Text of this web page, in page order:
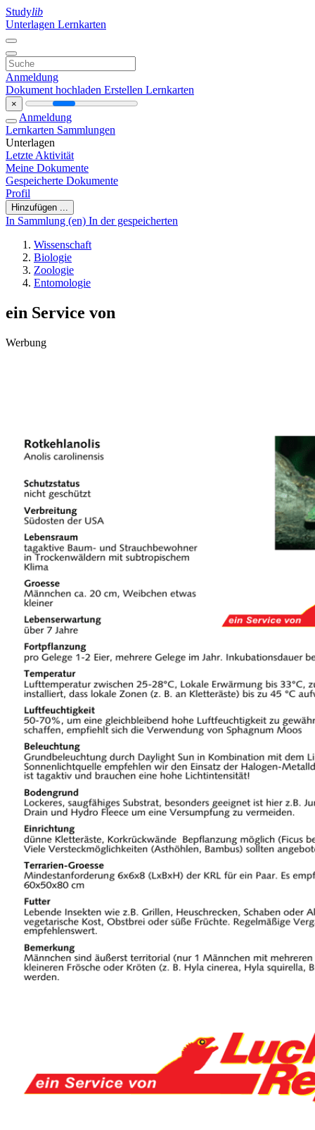
Studylib
Unterlagen Lernkarten
Anmeldung
Dokument hochladen Erstellen Lernkarten
×
Anmeldung
Lernkarten Sammlungen
Unterlagen
Letzte Aktivität
Meine Dokumente
Gespeicherte Dokumente
Profil
Hinzufügen ...
In Sammlung (en) In der gespeicherten
Wissenschaft
Biologie
Zoologie
Entomologie
ein Service von
Werbung